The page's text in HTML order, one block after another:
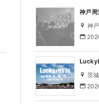
神戸
神
茨